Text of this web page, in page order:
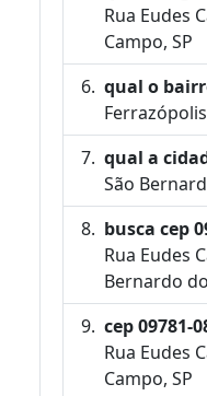
Rua Eudes
Campo, SP
qual o
Ferrazópolis
qual a
São
busca cep
Rua Eudes
Bernardo
cep 09781-
Rua Eudes
Campo, SP